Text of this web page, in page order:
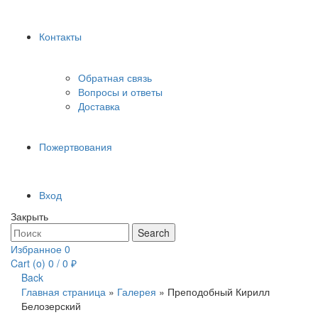
Контакты
Обратная связь
Вопросы и ответы
Доставка
Пожертвования
Вход
Закрыть
Search
for:
Search
Избранное 0
Cart (o) 0 / 0 ₽
Back
Главная страница » Галерея » Преподобный Кирилл
Белозерский